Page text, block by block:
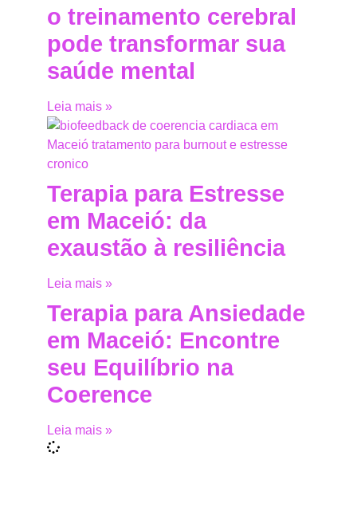
o treinamento cerebral
pode transformar sua
saúde mental
Leia mais »
Terapia para Estresse
em Maceió: da
exaustão à resiliência
Leia mais »
Terapia para Ansiedade
em Maceió: Encontre
seu Equilíbrio na
Coerence
Leia mais »